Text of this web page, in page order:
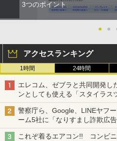
3つのポイント
● ●
アクセスランキング
1時間 24時間
エレコム、ゼブラと共同開発し
ンとしても使える「スタイラ
も、持ち替えずに書き込める
警察庁ら、Google、LINEヤフ
ーム5社に「なりすまし詐欺広
真や映像を使った投資詐欺など
これぞ着るエアコン!! コンビ